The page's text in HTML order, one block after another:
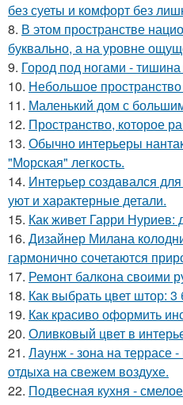
без суеты и комфорт без
8. В этом пространстве
буквально, а на уровне
9. Город под ногами - тишина
10. Небольшое
11. Маленький дом с
12. Пространство, которое
13. Обычно интерьеры
"Морская" легкость.
14. Интерьер создавался
уют и характерные детали.
15. Как живет Гарри Нуриев:
16. Дизайнер Милана
гармонично сочетаются
17. Ремонт балкона своими
18. Как выбрать цвет штор:
19. Как красиво оформить
20. Оливковый цвет в
21. Лаунж - зона на террасе
отдыха на свежем воздухе.
22. Подвесная кухня -